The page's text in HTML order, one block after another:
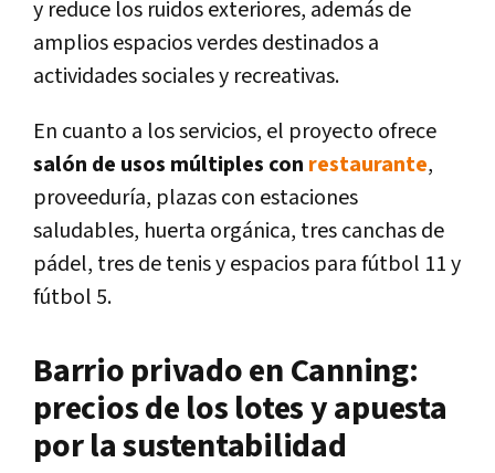
y reduce los ruidos exteriores, además de
amplios espacios verdes destinados a
actividades sociales y recreativas.
En cuanto a los servicios, el proyecto ofrece
salón de usos múltiples con restaurante,
proveeduría, plazas con estaciones
saludables, huerta orgánica, tres canchas de
pádel, tres de tenis y espacios para fútbol 11 y
fútbol 5.
Barrio privado en Canning:
precios de los lotes y apuesta
por la sustentabilidad